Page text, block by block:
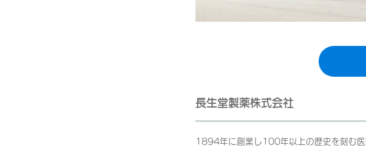
長生堂製薬株式会社
1894年に創業し100年以上の歴史を刻む医